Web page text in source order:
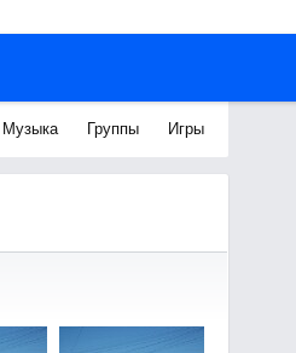
Музыка Группы Игры